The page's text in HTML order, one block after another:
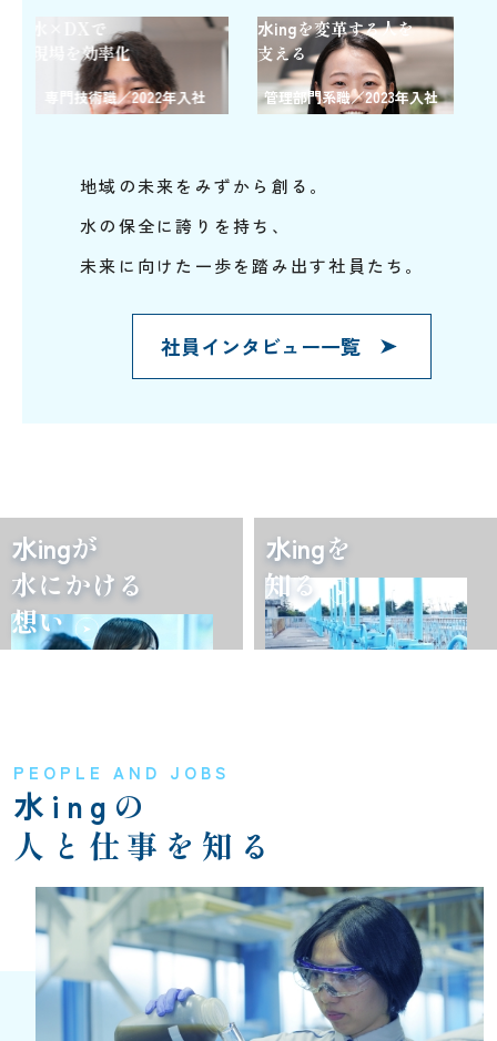
術職／2022年入社
水ingを変革する人を
支える
管理部門系職／2023年入社
電気技術を
課題解決へ
専門技術職
地域の未来をみずから創る。
水の保全に誇りを持ち、
未来に向けた一歩を踏み出す社員たち。
社員インタビュー一覧
水ingが
水にかける
想い
水ingを
知る
PEOPLE AND JOBS
水ing の
人と仕事を知る